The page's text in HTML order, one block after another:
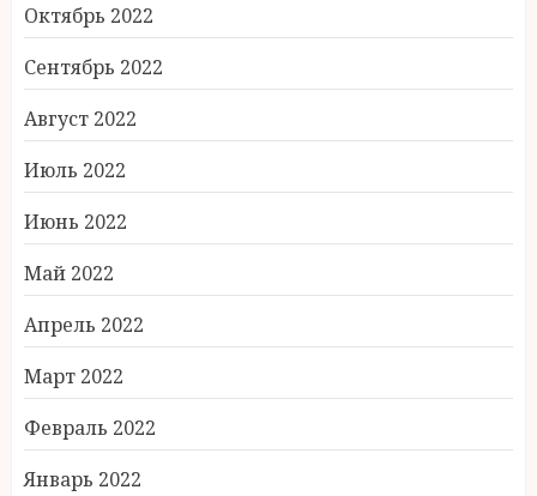
Октябрь 2022
Сентябрь 2022
Август 2022
Июль 2022
Июнь 2022
Май 2022
Апрель 2022
Март 2022
Февраль 2022
Январь 2022